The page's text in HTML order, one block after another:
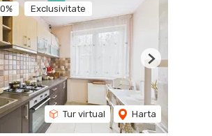
Exclusivitate
Tur virtual Harta
Next